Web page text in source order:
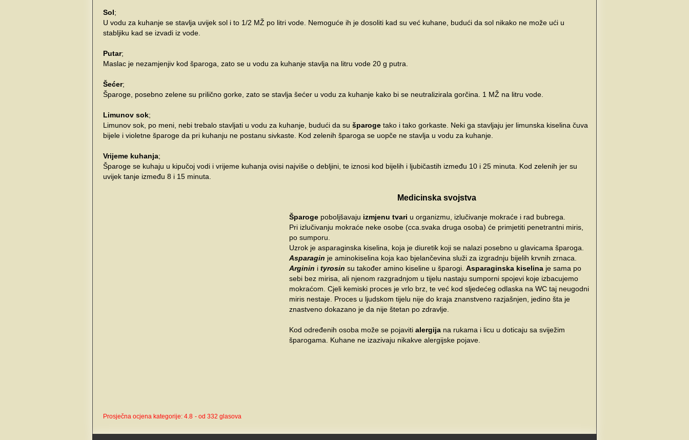
Sol;
U vodu za kuhanje se stavlja uvijek sol i to 1/2 MŽ po litri vode. Nemoguće ih je dosoliti kad su već kuhane, budući da sol nikako ne može ući u
stabljiku kad se izvadi iz vode.
Putar;
Maslac je nezamjenjiv kod šparoga, zato se u vodu za kuhanje stavlja na litru vode 20 g putra.
Šećer;
Šparoge, posebno zelene su prilično gorke, zato se stavlja šećer u vodu za kuhanje kako bi se neutralizirala gorčina. 1 MŽ na litru vode.
Limunov sok;
Limunov sok, po meni, nebi trebalo stavljati u vodu za kuhanje, budući da su šparoge tako i tako gorkaste. Neki ga stavljaju jer limunska kiselina čuva
bijele i violetne šparoge da pri kuhanju ne postanu sivkaste. Kod zelenih šparoga se uopče ne stavlja u vodu za kuhanje.
Vrijeme kuhanja;
Šparoge se kuhaju u kipučoj vodi i vrijeme kuhanja ovisi najviše o debljini, te iznosi kod bijelih i ljubičastih između 10 i 25 minuta. Kod zelenih jer su
uvijek tanje između 8 i 15 minuta.
Medicinska svojstva
Šparoge poboljšavaju izmjenu tvari u organizmu, izlučivanje mokraće i rad bubrega.
Pri izlučivanju mokraće neke osobe (cca.svaka druga osoba) će primjetiti penetrantni miris,
po sumporu.
Uzrok je asparaginska kiselina, koja je diuretik koji se nalazi posebno u glavicama šparoga.
Asparagin je aminokiselina koja kao bjelančevina služi za izgradnju bijelih krvnih zrnaca.
Arginin i tyrosin su također amino kiseline u šparogi. Asparaginska kiselina je sama po
sebi bez mirisa, ali njenom razgradnjom u tijelu nastaju sumporni spojevi koje izbacujemo
mokraćom. Cjeli kemiski proces je vrlo brz, te već kod sljedećeg odlaska na WC taj neugodni
miris nestaje. Proces u ljudskom tijelu nije do kraja znanstveno razjašnjen, jedino šta je
znastveno dokazano je da nije štetan po zdravlje.
Kod određenih osoba može se pojaviti alergija na rukama i licu u doticaju sa sviježim
šparogama. Kuhane ne izazivaju nikakve alergijske pojave.
Prosječna ocjena kategorije: 4.8 - od 332 glasova